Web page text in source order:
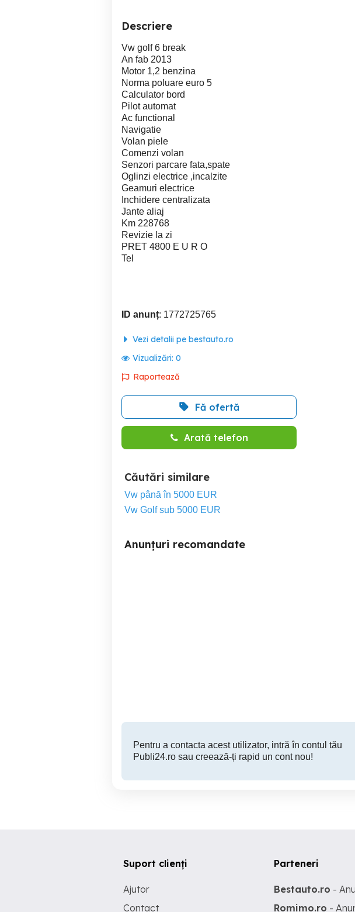
Descriere
Vw golf 6 break
An fab 2013
Motor 1,2 benzina
Norma poluare euro 5
Calculator bord
Pilot automat
Ac functional
Navigatie
Volan piele
Comenzi volan
Senzori parcare fata,spate
Oglinzi electrice ,incalzite
Geamuri electrice
Inchidere centralizata
Jante aliaj
Km 228768
Revizie la zi
PRET 4800 E U R O
Tel
ID anunț: 1772725765
Vezi detalii pe bestauto.ro
Vizualizări: 0
Raportează
Fă ofertă
Arată telefon
Căutări similare
Vw până în 5000 EUR
Vw Golf sub 5000 EUR
Anunțuri recomandate
Pentru a contacta acest utilizator, intră în contul tău
Publi24.ro sau creează-ți rapid un cont nou!
Suport clienți
Ajutor
Contact
Parteneri
Bestauto.ro -
Romimo.ro -